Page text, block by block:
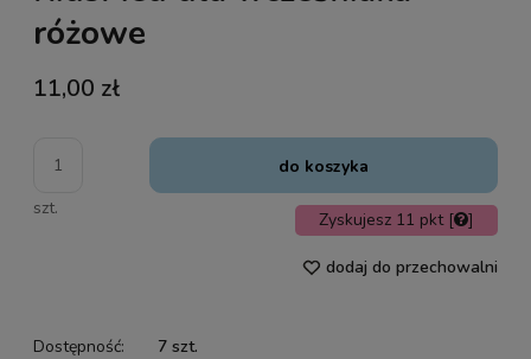
różowe
11,00 zł
szt.
do koszyka
Zyskujesz 11 pkt [ ]
dodaj do przechowalni
Dostępność:
7 szt.